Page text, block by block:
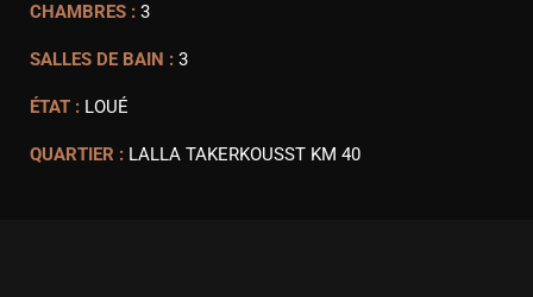
CHAMBRES : 3
SALLES DE BAIN : 3
ÉTAT : LOUÉ
QUARTIER : LALLA TAKERKOUSST KM 40